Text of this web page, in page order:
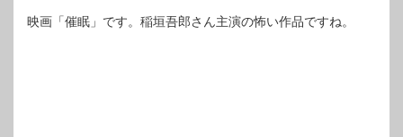
映画「催眠」です。稲垣吾郎さん主演の怖い作品ですね。